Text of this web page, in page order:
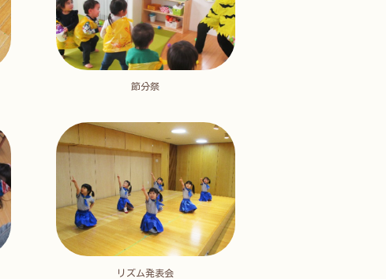
節分祭
リズム発表会